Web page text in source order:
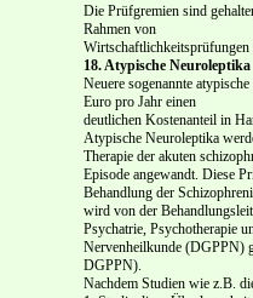
Die Prüfgremien sind
Rahmen von
Wirtschaftlichkeitsprüfungen
18. Atypische Neuroleptika
Neuere sogenannte
Euro pro Jahr einen
deutlichen Kostenanteil in
Atypische Neuroleptika
Therapie der akuten
Episode angewandt. Diese
Behandlung der
wird von der
Psychatrie, Psychotherapie
Nervenheilkunde (DGPPN)
DGPPN).
Nachdem Studien wie z.B.